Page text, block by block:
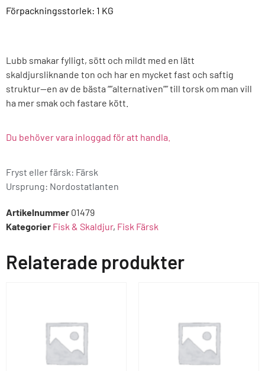
Förpackningsstorlek: 1 KG
Lubb smakar fylligt, sött och mildt med en lätt
skaldjursliknande ton och har en mycket fast och saftig
struktur—en av de bästa “”alternativen”” till torsk om man vill
ha mer smak och fastare kött.
Du behöver vara inloggad för att handla.
Fryst eller färsk: Färsk
Ursprung: Nordostatlanten
Artikelnummer 01479
Kategorier Fisk & Skaldjur, Fisk Färsk
Relaterade produkter